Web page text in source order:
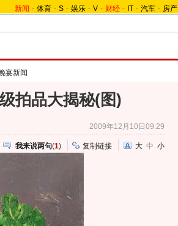
新闻 - 体育 - S - 娱乐 - V - 财经 - IT - 汽车 - 房产
宴新闻
拍品大揭秘(图)
2009年12月10日09:29
我来说两句(1) 复制链接 大 中 小